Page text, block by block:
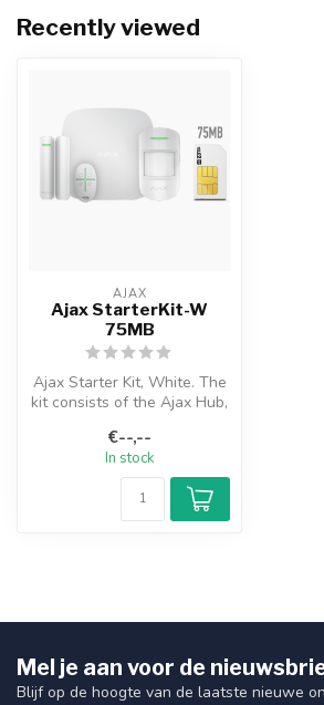
Recently viewed
AJAX
Ajax StarterKit-W
75MB
Ajax Starter Kit, White. The
kit consists of the Ajax Hub,
€--,--
In stock
Mel je aan voor de
Blijf op de hoogte van de laatste nieuwe